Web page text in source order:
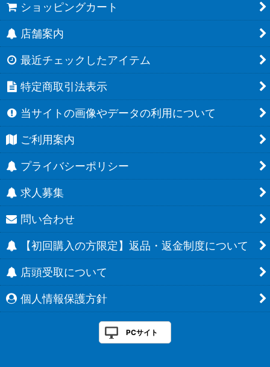
ショッピングカート
店舗案内
最近チェックしたアイテム
特定商取引法表示
当サイトの画像やデータの利用について
ご利用案内
プライバシーポリシー
求人募集
問い合わせ
【初回購入の方限定】返品・返金制度について
店頭受取について
個人情報保護方針
PCサイト